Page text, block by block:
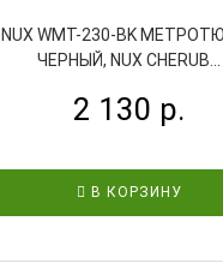
NUX WMT-230-BK
ЧЕРНЫЙ, NUX CHERUB...
2 130 р.
В КОРЗИНУ